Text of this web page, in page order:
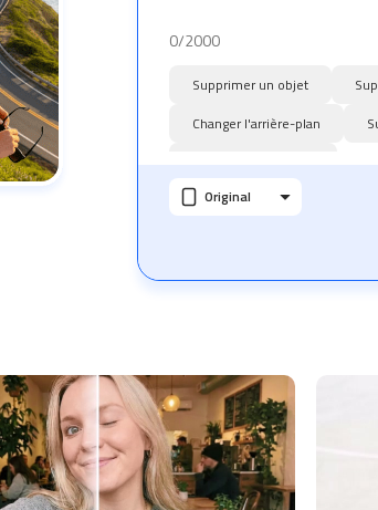
0/2000
Supprimer un objet
Changer l'arrière-plan
Original